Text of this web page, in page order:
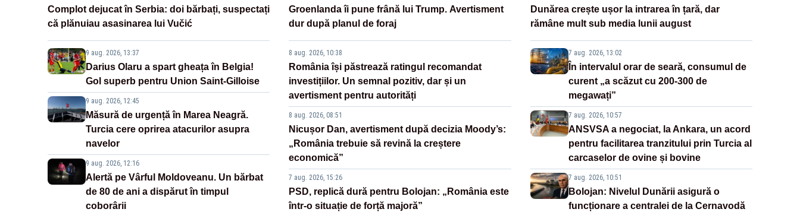
Complot dejucat în Serbia: doi bărbați, suspectați
că plănuiau asasinarea lui Vučić
9 aug. 2026, 13:37
Darius Olaru a spart gheața în Belgia!
Gol superb pentru Union Saint-Gilloise
9 aug. 2026, 12:45
Măsură de urgență în Marea Neagră.
Turcia cere oprirea atacurilor asupra
navelor
9 aug. 2026, 12:16
Alertă pe Vârful Moldoveanu. Un bărbat
de 80 de ani a dispărut în timpul
coborârii
Groenlanda îi pune frână lui Trump. Avertisment
dur după planul de foraj
8 aug. 2026, 10:38
România își păstrează ratingul recomandat
investițiilor. Un semnal pozitiv, dar și un
avertisment pentru autorități
8 aug. 2026, 08:51
Nicușor Dan, avertisment după decizia Moody’s:
„România trebuie să revină la creștere
economică”
7 aug. 2026, 15:26
PSD, replică dură pentru Bolojan: „România este
într-o situație de forță majoră”
Dunărea crește ușor la intrarea în țară, dar
rămâne mult sub media lunii august
7 aug. 2026, 13:02
În intervalul orar de seară, consumul de
curent „a scăzut cu 200-300 de
megawați”
7 aug. 2026, 10:57
ANSVSA a negociat, la Ankara, un acord
pentru facilitarea tranzitului prin Turcia al
carcaselor de ovine și bovine
7 aug. 2026, 10:51
Bolojan: Nivelul Dunării asigură o
funcționare a centralei de la Cernavodă